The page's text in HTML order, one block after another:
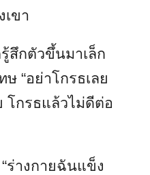
ขา
สึกตัวขึ้นมาเล็ก
“อย่าโกรธเลย
โกรธแล้วไม่ดีต่อ
ร่างกายฉันแข็ง